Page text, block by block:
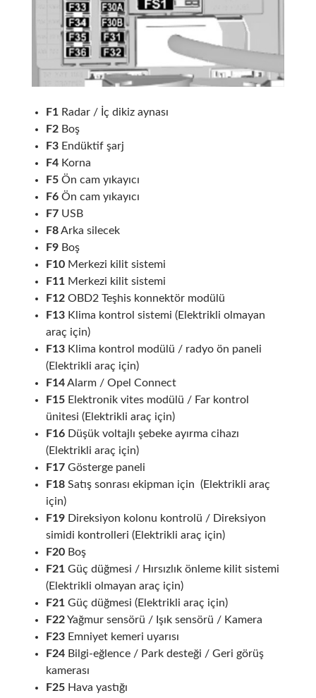
F1Radar / İç dikiz aynası
F2Boş
F3Endüktif şarj
F4Korna
F5Ön cam yıkayıcı
F6Ön cam yıkayıcı
F7USB
F8Arka silecek
F9Boş
F10Merkezi kilit sistemi
F11Merkezi kilit sistemi
F12OBD2 Teşhis konnektör modülü
F13Klima kontrol sistemi (Elektrikli olmayan
araç için)
F13Klima kontrol modülü / radyo ön paneli
(Elektrikli araç için)
F14Alarm / Opel Connect
F15Elektronik vites modülü / Far kontrol
ünitesi (Elektrikli araç için)
F16Düşük voltajlı şebeke ayırma cihazı
(Elektrikli araç için)
F17Gösterge paneli
F18Satış sonrası ekipman için (Elektrikli araç
için)
F19Direksiyon kolonu kontrolü / Direksiyon
simidi kontrolleri (Elektrikli araç için)
F20Boş
F21Güç düğmesi / Hırsızlık önleme kilit sistemi
(Elektrikli olmayan araç için)
F21Güç düğmesi (Elektrikli araç için)
F22Yağmur sensörü / Işık sensörü / Kamera
F23Emniyet kemeri uyarısı
F24Bilgi-eğlence / Park desteği / Geri görüş
kamerası
F25Hava yastığı